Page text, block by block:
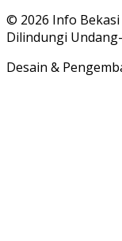
© 2026 Info
Dilindungi
Desain &